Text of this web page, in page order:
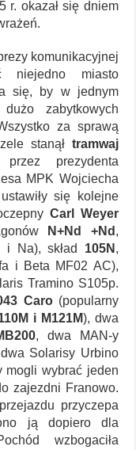
r. okazał się dniem
komunikacyjnej
niejedno miasto
się, by w jednym
zabytkowych
za sprawą
stanął tramwaj
prezydenta
MPK Wojciecha
się kolejne
Carl Weyer
N+Nd +Nd ,
Na), skład 105N ,
i Beta MF02 AC),
Tramino S105p.
Caro(popularny
i M121M), dwa
, dwa MAN-y
Solarisy Urbino
mogli wybrać jeden
zajezdni Franowo.
przyczepa
ją dopiero dla
wzbogaciła